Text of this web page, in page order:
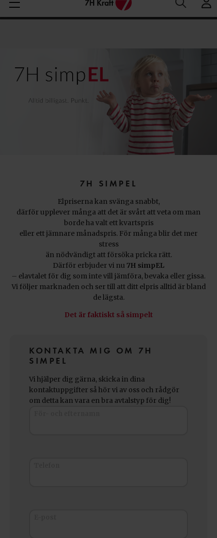
Aktuella elpriser
Medelspotpris (1/08-8/08 (SE3):
Spotpris just nu:1
7H SIMPEL
Elpriserna kan svänga snabbt,
därför upplever många att det är svårt att veta om man
borde ha valt ett kvartspris
eller ett jämnare månadspris. För många blir det mer
stress
än nödvändigt att försöka pricka rätt.
Därför erbjuder vi nu 7H simpEL
– elavtalet för dig som inte vill jämföra, bevaka eller gissa.
Vi följer marknaden och ser till att ditt elpris alltid är bland
de lägsta.
Det är faktiskt så simpelt
KONTAKTA MIG OM 7H
SIMPEL
Vi hjälper dig gärna, skicka in dina
kontaktuppgifter så hör vi av oss och rådgör
om detta kan vara en bra avtalstyp för dig!